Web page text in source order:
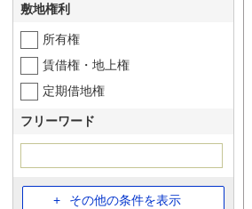
敷地権利
所有権
賃借権・地上権
定期借地権
フリーワード
その他の条件を表示